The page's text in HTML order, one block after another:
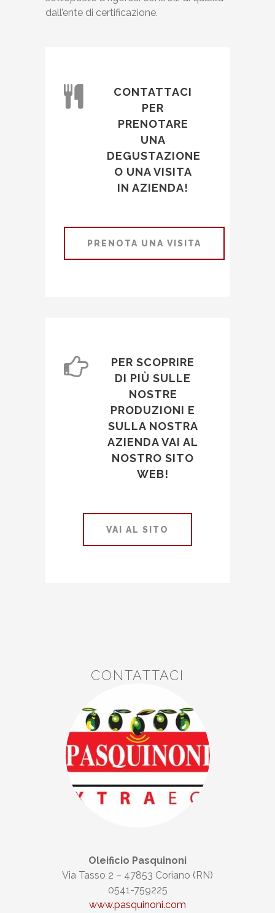
dall’ente di certificazione.
CONTATTACI
PER
PRENOTARE
UNA
DEGUSTAZIONE
O UNA VISITA
IN AZIENDA!
PRENOTA UNA VISITA
PER SCOPRIRE
DI PIÙ SULLE
NOSTRE
PRODUZIONI E
SULLA NOSTRA
AZIENDA VAI AL
NOSTRO SITO
WEB!
VAI AL SITO
CONTATTACI
Oleificio Pasquinoni
Via Tasso 2 – 47853 Coriano (RN)
0541-759225
www.pasquinoni.com